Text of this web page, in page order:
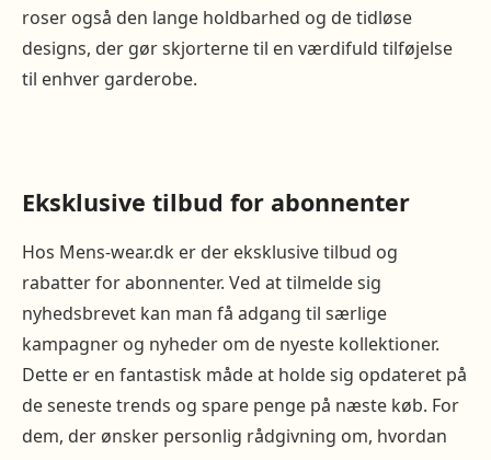
roser også den lange holdbarhed og de tidløse
designs, der gør skjorterne til en værdifuld tilføjelse
til enhver garderobe.
Eksklusive tilbud for abonnenter
Hos Mens-wear.dk er der eksklusive tilbud og
rabatter for abonnenter. Ved at tilmelde sig
nyhedsbrevet kan man få adgang til særlige
kampagner og nyheder om de nyeste kollektioner.
Dette er en fantastisk måde at holde sig opdateret på
de seneste trends og spare penge på næste køb. For
dem, der ønsker personlig rådgivning om, hvordan